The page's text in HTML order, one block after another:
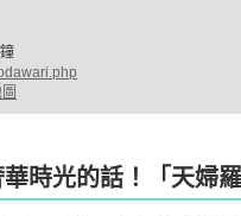
時光的話！「天婦羅